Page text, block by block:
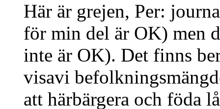
Här är grejen, Per:
för min del är OK) men
inte är OK). Det finns
visavi
att härbärgera och föda